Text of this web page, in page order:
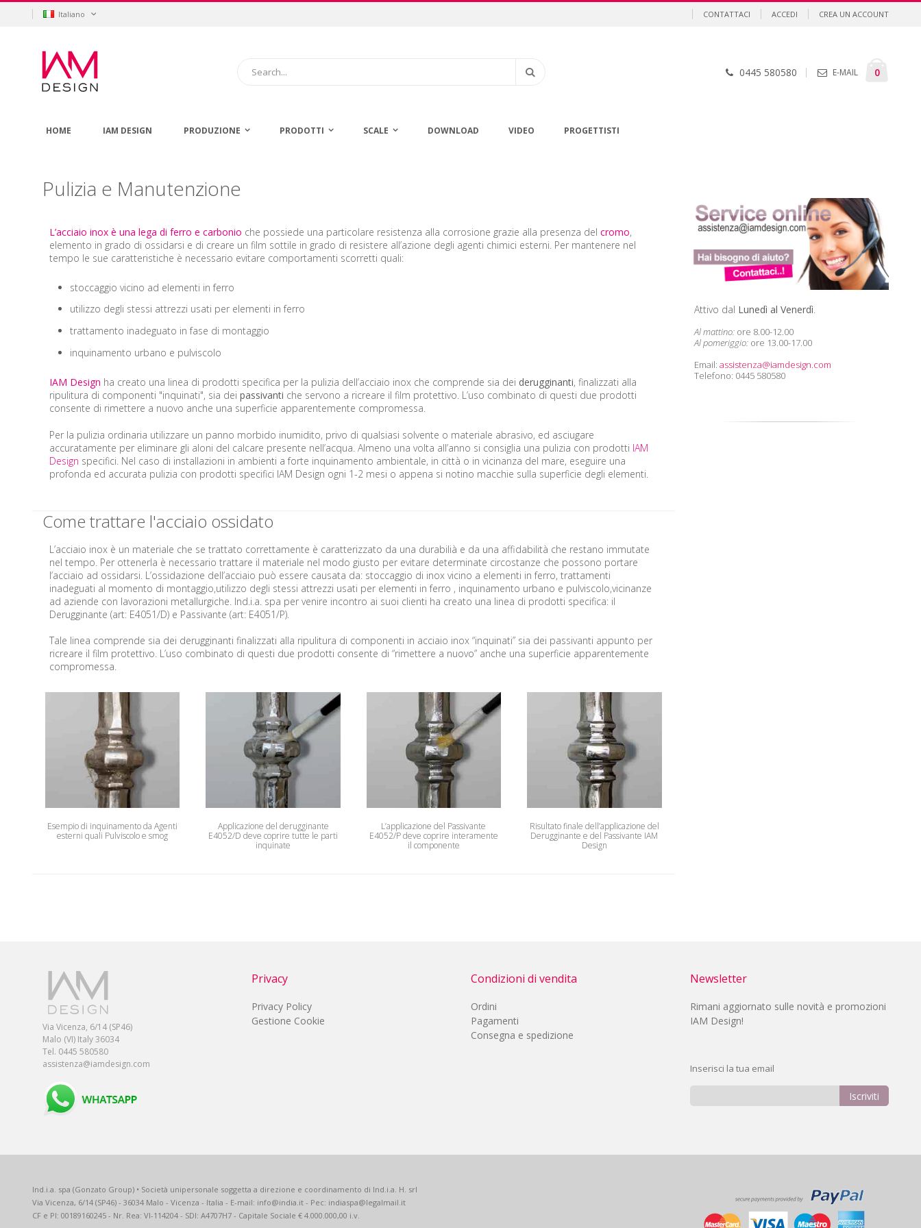
Salta
LinguaItaliano CONTATTACI ACCEDI CREA UN ACCOUNT
0elementi
0445 580580 E-MAIL
HOME IAM DESIGN PRODUZIONE PRODOTTI SCALE DOWNLOAD VIDEO PROGETTISTI
Pulizia e Manutenzione
L’acciaio inox è una lega di ferro e carbonio che possiede una particolare resistenza alla corrosione grazie alla presenza del cromo,
elemento in grado di ossidarsi e di creare un film sottile in grado di resistere all’azione degli agenti chimici esterni. Per mantenere nel
tempo le sue caratteristiche è necessario evitare comportamenti scorretti quali:
stoccaggio vicino ad elementi in ferro
utilizzo degli stessi attrezzi usati per elementi in ferro
trattamento inadeguato in fase di montaggio
inquinamento urbano e pulviscolo
IAM Design ha creato una linea di prodotti specifica per la pulizia dell’acciaio inox che comprende sia dei derugginanti, finalizzati alla
ripulitura di componenti "inquinati", sia dei passivanti che servono a ricreare il film protettivo. L’uso combinato di questi due prodotti
consente di rimettere a nuovo anche una superficie apparentemente compromessa.
Per la pulizia ordinaria utilizzare un panno morbido inumidito, privo di qualsiasi solvente o materiale abrasivo, ed asciugare
accuratamente per eliminare gli aloni del calcare presente nell’acqua. Almeno una volta all’anno si consiglia una pulizia con prodotti IAM
Design specifici. Nel caso di installazioni in ambienti a forte inquinamento ambientale, in città o in vicinanza del mare, eseguire una
profonda ed accurata pulizia con prodotti specifici IAM Design ogni 1-2 mesi o appena si notino macchie sulla superficie degli elementi.
Come trattare l'acciaio ossidato
L’acciaio inox è un materiale che se trattato correttamente è caratterizzato da una durabilià e da una affidabilità che restano immutate
nel tempo. Per ottenerla è necessario trattare il materiale nel modo giusto per evitare determinate circostanze che possono portare
l’acciaio ad ossidarsi. L’ossidazione dell’acciaio può essere causata da: stoccaggio di inox vicino a elementi in ferro, trattamenti
inadeguati al momento di montaggio,utilizzo degli stessi attrezzi usati per elementi in ferro , inquinamento urbano e pulviscolo,vicinanze
ad aziende con lavorazioni metallurgiche. Ind.i.a. spa per venire incontro ai suoi clienti ha creato una linea di prodotti specifica: il
Derugginante (art: E4051/D) e Passivante (art: E4051/P).
Tale linea comprende sia dei derugginanti finalizzati alla ripulitura di componenti in acciaio inox “inquinati” sia dei passivanti appunto per
ricreare il film protettivo. L’uso combinato di questi due prodotti consente di “rimettere a nuovo” anche una superficie apparentemente
compromessa.
Esempio di inquinamento da Agenti
esterni quali Pulviscolo e smog
Applicazione del derugginante
E4052/D deve coprire tutte le parti
inquinate
L’applicazione del Passivante
E4052/P deve coprire interamente
il componente
Risultato finale dell’applicazione del
Derugginante e del Passivante IAM
Design
Attivo dal Lunedì al Venerdì
Al mattino:ore 8.00-12.00
Al pomeriggio:ore 13.00-17.00
Email: assistenza@iamdesign.com
Telefono: 0445 580580
Via Vicenza, 6/14 (SP46)
Malo (VI) Italy 36034
Tel. 0445 580580
assistenza@iamdesign.com
Privacy
Privacy Policy
Gestione Cookie
Condizioni di vendita
Ordini
Pagamenti
Consegna e spedizione
Newsletter
Rimani aggiornato sulle novità e promozioni
IAM Design!
Inserisci la tua email
nostra
Iscriviti
Ind.i.a. spa (Gonzato Group) • Società unipersonale soggetta a direzione e coordinamento di Ind.i.a. H. srl
Via Vicenza, 6/14 (SP46) - 36034 Malo - Vicenza - Italia - E-mail: info@india.it - Pec: indiaspa@legalmail.it
CF e PI: 00189160245 - Nr. Rea: VI-114204 - SDI: A4707H7 - Capitale Sociale € 4.000.000,00 i.v.